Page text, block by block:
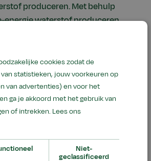
produceren. Met behulp
energie waterstof produceren.
cookies zodat de
statistieken, jouw voorkeuren op
van advertenties) en voor het
ga je akkoord met het gebruik van
of intrekken. Lees ons
Niet-
geclassificeerd